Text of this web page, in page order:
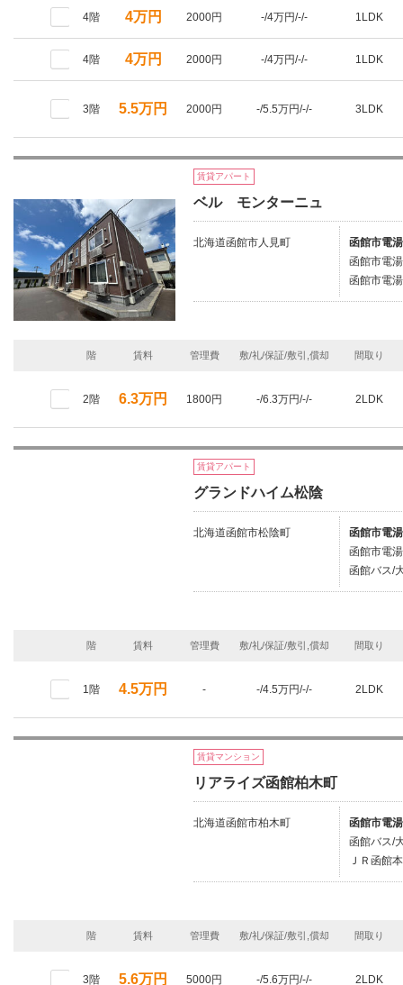
4階 4万円 2000円 -/4万円/-/- 1LDK
4階 4万円 2000円 -/4万円/-/- 1LDK
3階 5.5万円 2000円 -/5.5万円/-/- 3LDK
賃貸アパート
ベル モンターニュ
北海道函館市人見町
函館市電
函館市電
函館市電
階 賃料 管理費 敷/礼/保証/敷引,償却 間取り
2階 6.3万円 1800円 -/6.3万円/-/- 2LDK
賃貸アパート
グランドハイム松陰
北海道函館市松陰町
函館市電
函館市電
函館バス/
階 賃料 管理費 敷/礼/保証/敷引,償却 間取り
1階 4.5万円 - -/4.5万円/-/- 2LDK
賃貸マンション
リアライズ函館柏木町
北海道函館市柏木町
函館市電
函館バス/
ＪＲ函館
階 賃料 管理費 敷/礼/保証/敷引,償却 間取り
3階 5.6万円 5000円 -/5.6万円/-/- 2LDK